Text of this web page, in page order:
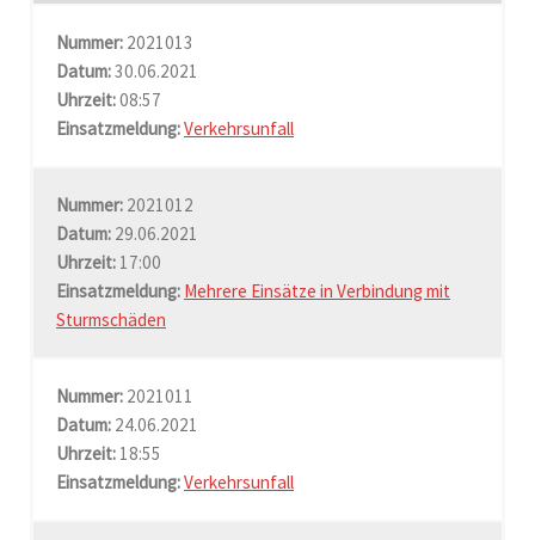
Nummer: 2021013
Datum:30.06.2021
Uhrzeit:08:57
Einsatzmeldung:Verkehrsunfall
Nummer: 2021012
Datum: 29.06.2021
Uhrzeit: 17:00
Einsatzmeldung: Mehrere Einsätze in Verbindung mit
Sturmschäden
Nummer: 2021011
Datum: 24.06.2021
Uhrzeit: 18:55
Einsatzmeldung:Verkehrsunfall